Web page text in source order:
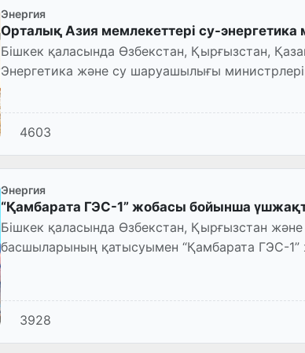
Энергия
Орталық Азия мемлекеттері су-энергетика
Бішкек қаласында Өзбекстан, Қырғызстан,
Энергетика және су шаруашылығы
4603
Энергия
“Қамбарата ГЭС-1” жобасы бойынша
Бішкек қаласында Өзбекстан, Қырғызстан
басшыларының қатысуымен “Қамбарата ГЭС-1”
3928